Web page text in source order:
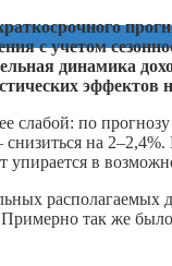
с учетом
динамика
эффектов
слабой: по
на
в
располагаемых
так же